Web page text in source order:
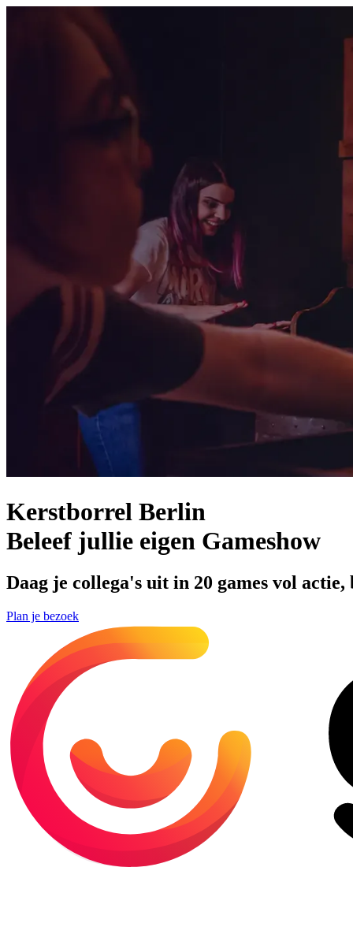
Kerstborrel Berlin
Beleef jullie eigen Gameshow
Daag je collega's uit in 20 games vol
Plan je bezoek